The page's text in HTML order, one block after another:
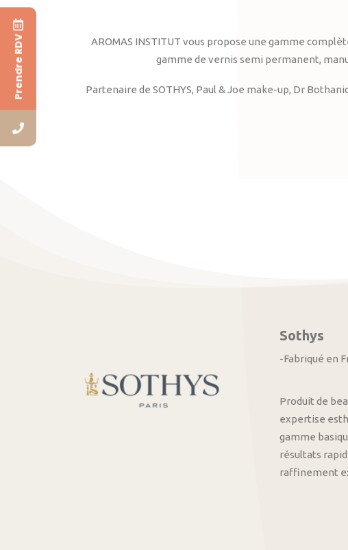
AROMAS INSTITUT vous propose une gamme
gamme de vernis semi permanent,
Partenaire de SOTHYS, Paul & Joe make-up, Dr
Sothys
-Fabriqué en
Produit de
expertise
gamme
résultats
raffinement
Prendre RDV